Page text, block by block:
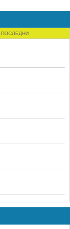
ПОСЛЕДНИ